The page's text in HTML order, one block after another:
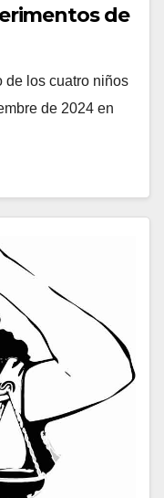
de
la
en el
autoridad
de los cuatro niños
de 2024 en